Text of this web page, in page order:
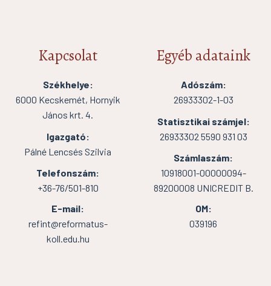
Kapcsolat
Székhelye:
6000 Kecskemét, Hornyik
János krt. 4.
Igazgató:
Pálné Lencsés Szilvia
Telefonszám:
+36-76/501-810
E-mail:
refint@reformatus-
koll.edu.hu
Egyéb adataink
Adószám:
26933302-1-03
Statisztikai számjel:
26933302 5590 931 03
Számlaszám:
10918001-00000094-
89200008 UNICREDIT B.
OM:
039196